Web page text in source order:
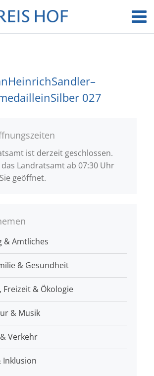
027
ist derzeit geschlossen.
Landratsamt ab 07:30 Uhr
geöffnet.
& Amtliches
& Gesundheit
Freizeit & Ökologie
& Musik
Verkehr
Inklusion